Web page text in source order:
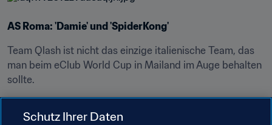
AS Roma: 'Damie' und 'SpiderKong'
Team Qlash ist nicht das einzige italienische Team, das
man beim eClub World Cup in Mailand im Auge behalten
sollte.
'Damie' und 'SpiderKong' ins Turnier. Beide rangieren in
Schutz Ihrer Daten